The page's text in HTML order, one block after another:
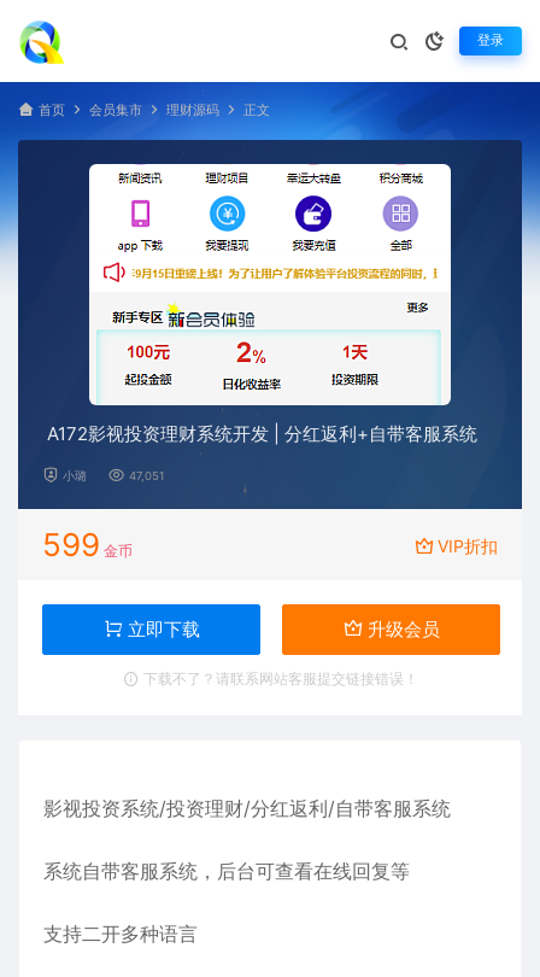
登录
首页 会员集市 理财源码 正文
A172影视投资理财系统开发 | 分红返利+自带客服系统
小璐 47,051
599 金币 VIP折扣
立即下载 升级会员
下载不了？请联系网站客服提交链接错误！
影视投资系统/投资理财/分红返利/自带客服系统
系统自带客服系统，后台可查看在线回复等
支持二开多种语言